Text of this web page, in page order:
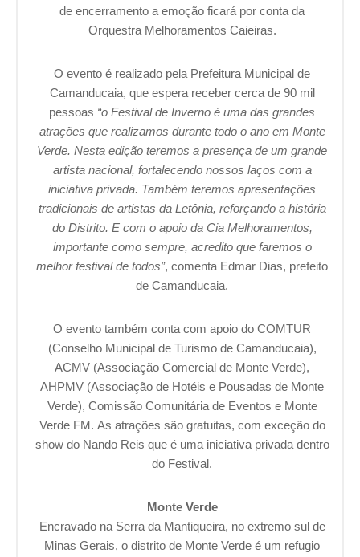
de encerramento a emoção ficará por conta da
Orquestra Melhoramentos Caieiras.
O evento é realizado pela Prefeitura Municipal de
Camanducaia, que espera receber cerca de 90 mil
pessoas “o Festival de Inverno é uma das grandes
atrações que realizamos durante todo o ano em Monte
Verde. Nesta edição teremos a presença de um grande
artista nacional, fortalecendo nossos laços com a
iniciativa privada. Também teremos apresentações
tradicionais de artistas da Letônia, reforçando a história
do Distrito. E com o apoio da Cia Melhoramentos,
importante como sempre, acredito que faremos o
melhor festival de todos”, comenta Edmar Dias, prefeito
de Camanducaia.
O evento também conta com apoio do COMTUR
(Conselho Municipal de Turismo de Camanducaia),
ACMV (Associação Comercial de Monte Verde),
AHPMV (Associação de Hotéis e Pousadas de Monte
Verde), Comissão Comunitária de Eventos e Monte
Verde FM. As atrações são gratuitas, com exceção do
show do Nando Reis que é uma iniciativa privada dentro
do Festival.
Monte Verde
Encravado na Serra da Mantiqueira, no extremo sul de
Minas Gerais, o distrito de Monte Verde é um refugio